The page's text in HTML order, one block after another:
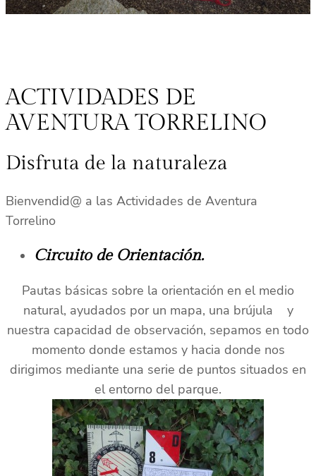
ACTIVIDADES DE
AVENTURA TORRELINO
Disfruta de la naturaleza
Bienvendid@ a las Actividades de Aventura
Torrelino
Circuito de Orientación.
Pautas básicas sobre la orientación en el medio
natural, ayudados por un mapa, una brújula y
nuestra capacidad de observación, sepamos en todo
momento donde estamos y hacia donde nos
dirigimos mediante una serie de puntos situados en
el entorno del parque.